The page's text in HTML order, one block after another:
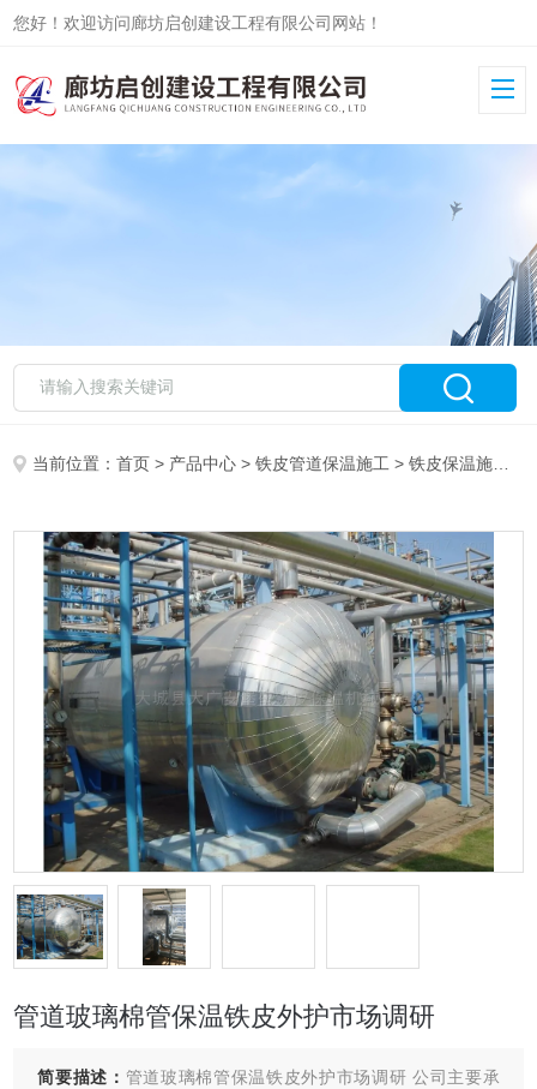
您好！欢迎访问廊坊启创建设工程有限公司网站！
当前位置：首页 > 产品中心 >铁皮管道保温施工 >铁皮保温施工队
管道玻璃棉管保温铁皮外护市场调研
简要描述： 管道玻璃棉管保温铁皮外护市场调研 公司主要承